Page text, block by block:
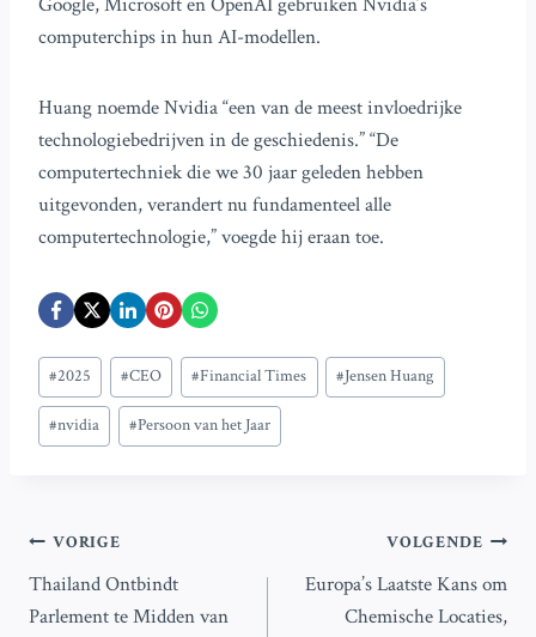
computerchips in hun AI-modellen.
Huang noemde Nvidia “een van de meest invloedrijke
technologiebedrijven in de geschiedenis.” “De
computertechniek die we 30 jaar geleden hebben
uitgevonden, verandert nu fundamenteel alle
computertechnologie,” voegde hij eraan toe.
Bericht
tags:
#2025 #CEO #Financial Times #Jensen Huang
#nvidia #Persoon van het Jaar
Bericht
navigatie
VORIGE
Thailand Ontbindt
Parlement te Midden van
VOLGENDE
Europa’s Laatste Kans om
Chemische Locaties,